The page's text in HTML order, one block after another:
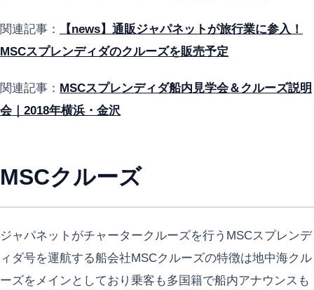
関連記事：
【news】通販ジャパネットが旅行業に参入！
MSCスプレンディダのクルーズを販売予定
関連記事： MSCスプレンディダ船内見学会＆クルーズ説明
会｜2018年横浜・金沢
MSCクルーズ
ジャパネットがチャータークルーズを行うMSCスプレンデ
ィダ号を運航する船会社MSCクルーズの特徴は地中海クル
ーズをメインとしており乗客も多国籍で船内アナウンスも